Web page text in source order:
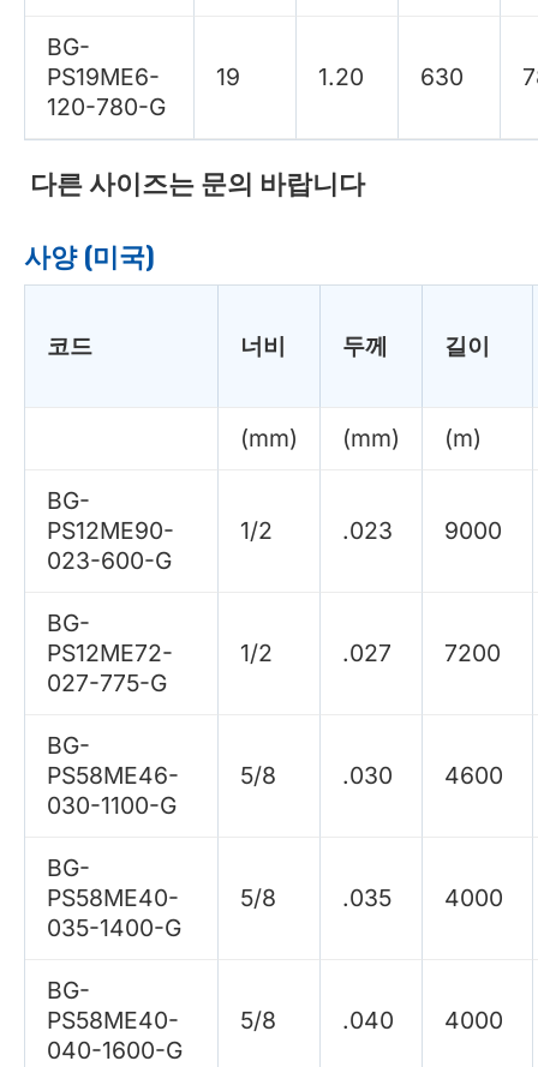
BG-
PS19ME6-
120-780-G
19 1.20 630
다른 사이즈는 문의 바랍니다
사양 (미국)
코드 너비 두께 길이
(mm) (mm) (m)
BG-
PS12ME90-
023-600-G
1/2 .023 9000
BG-
PS12ME72-
027-775-G
1/2 .027 7200
BG-
PS58ME46-
030-1100-G
5/8 .030 4600
BG-
PS58ME40-
035-1400-G
5/8 .035 4000
BG-
PS58ME40-
040-1600-G
5/8 .040 4000